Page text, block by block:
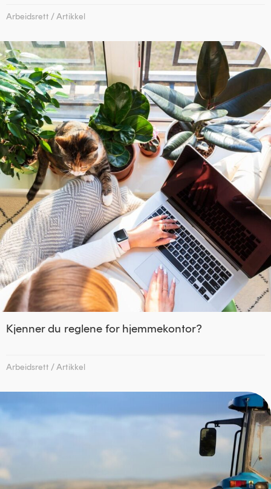
Arbeidsrett /Artikkel
Kjenner du reglene for hjemmekontor?
Arbeidsrett /Artikkel